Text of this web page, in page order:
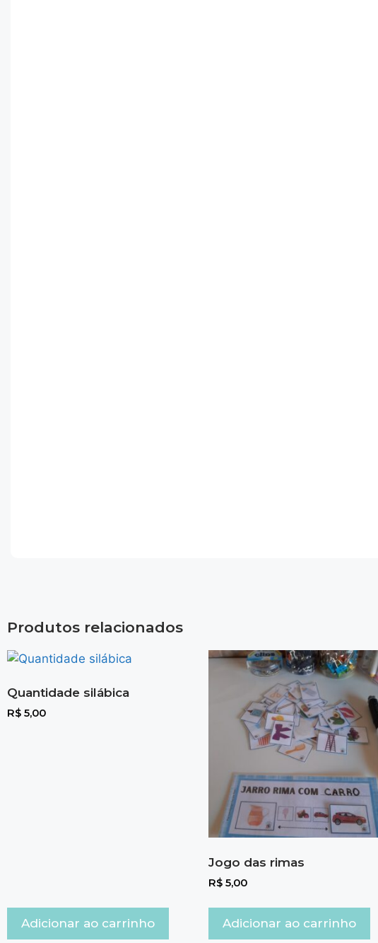
Produtos relacionados
Quantidade silábica
R$ 5,00
Adicionar ao carrinho
Jogo das rimas
R$ 5,00
Adicionar ao carrinho